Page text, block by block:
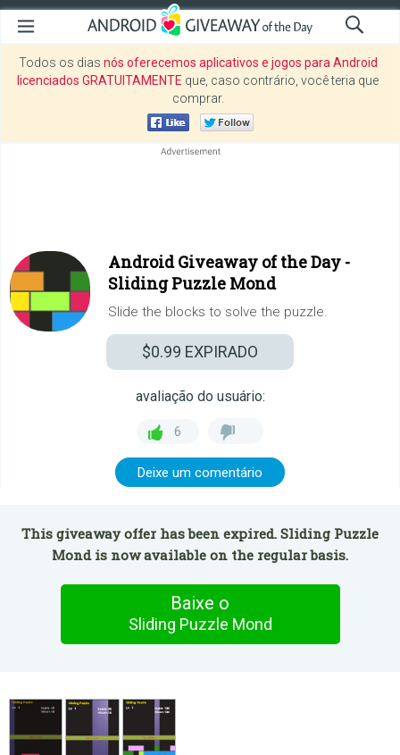
Todos os dias nós oferecemos aplicativos e jogos para Android
licenciados GRATUITAMENTE que, caso contrário, você teria que
comprar.
Android Giveaway of the Day -
Sliding Puzzle Mond
Slide the blocks to solve the puzzle.
$0.99 EXPIRADO
avaliação do usuário:
6
Deixe um comentário
This giveaway offer has been expired. Sliding Puzzle
Mond is now available on the regular basis.
Baixe o
Sliding Puzzle Mond